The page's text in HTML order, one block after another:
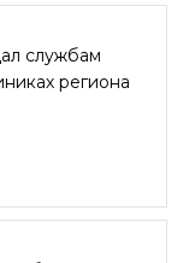
службам
региона